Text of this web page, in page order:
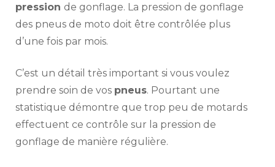
pression de gonflage. La pression de gonflage
des pneus de moto doit être contrôlée plus
d’une fois par mois.
C’est un détail très important si vous voulez
prendre soin de vos pneus. Pourtant une
statistique démontre que trop peu de motards
effectuent ce contrôle sur la pression de
gonflage de manière régulière.